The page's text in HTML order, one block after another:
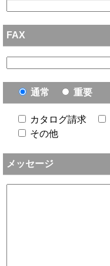
FAX
通常 重要
カタログ請求
その他
メッセージ